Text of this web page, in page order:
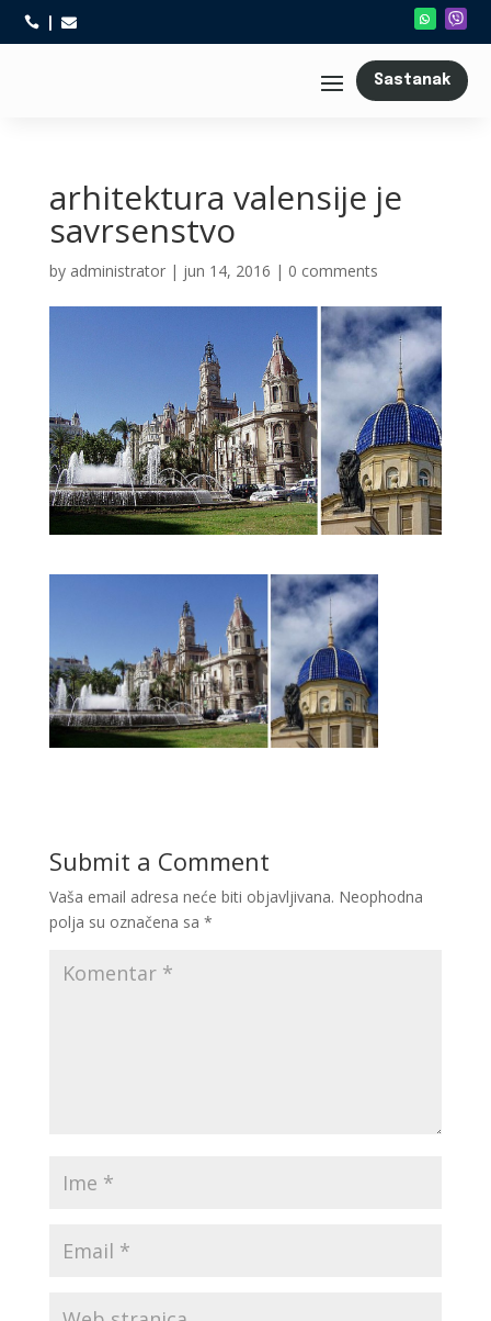
 
Sastanak
arhitektura valensije je
savrsenstvo
by administrator| jun 14, 2016 | 0 comments
Submit a Comment
Vaša email adresa neće biti objavljivana. Neophodna
polja su označena sa *